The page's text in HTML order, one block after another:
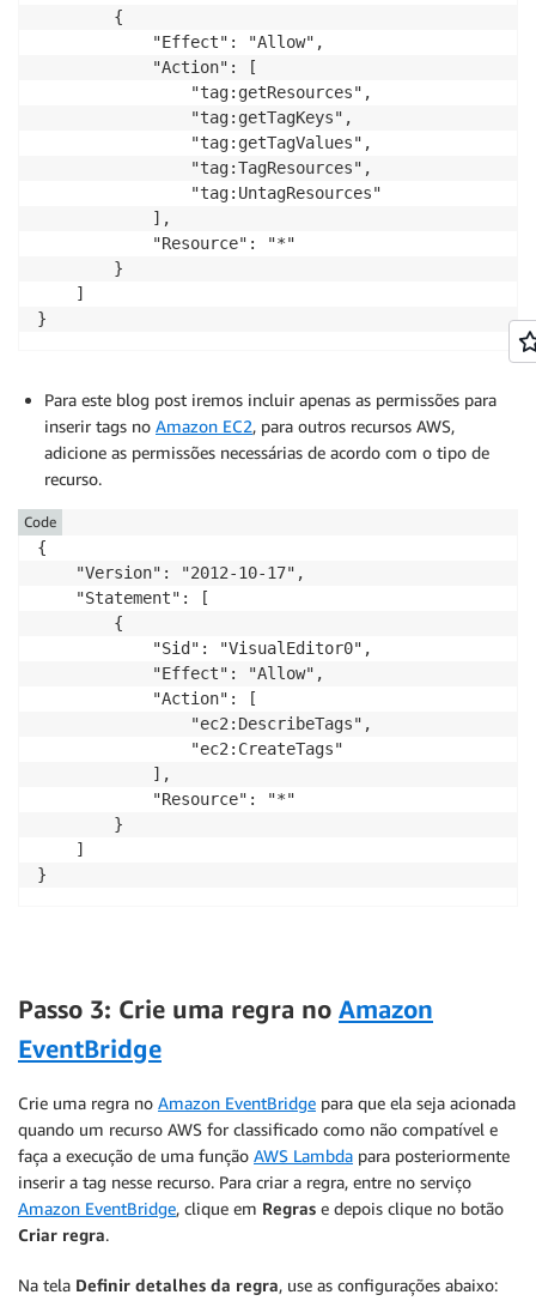
        {
            "Effect": "Allow",
            "Action": [
                "tag:getResources",
                "tag:getTagKeys",
                "tag:getTagValues",
                "tag:TagResources",
                "tag:UntagResources"
            ],
            "Resource": "*"
        }
    ]
Para este blog post iremos incluir apenas as permissões para
inserir tags no Amazon EC2, para outros recursos AWS,
adicione as permissões necessárias de acordo com o tipo de
recurso.
{
    "Version": "2012-10-17",
    "Statement": [
        {
            "Sid": "VisualEditor0",
            "Effect": "Allow",
            "Action": [
                "ec2:DescribeTags",
                "ec2:CreateTags"
            ],
            "Resource": "*"
        }
    ]
Code
Passo 3: Crie uma regra no Amazon
EventBridge
Crie uma regra no Amazon EventBridge para que ela seja acionada
quando um recurso AWS for classificado como não compatível e
faça a execução de uma função AWS Lambda para posteriormente
inserir a tag nesse recurso. Para criar a regra, entre no serviço
Amazon EventBridge, clique em Regras e depois clique no botão
Criar regra.
Na tela Definir detalhes da regra, use as configurações abaixo: